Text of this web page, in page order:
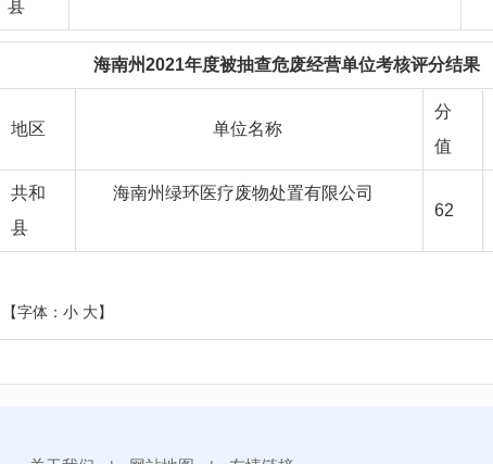
县
海南州2021年度被抽查危废经营单位考核评分结果
地区 单位名称
分
值
共和
县
海南州绿环医疗废物处置有限公司
62
【字体： 小 大】